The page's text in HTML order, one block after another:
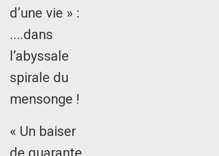
d’une vie » :
....dans
l’abyssale
spirale du
mensonge !
« Un baiser
de quarante